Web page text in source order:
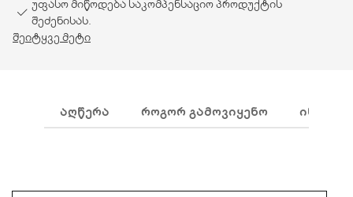
უფასო მიწოდება საკომპენსაციო პროდუქტის
შეძენისას.
შეიტყვე მეტი
ᲐᲦᲬᲔᲠᲐ ᲠᲝᲒᲝᲠ ᲒᲐᲛᲝᲕᲘᲧᲔᲜᲝ